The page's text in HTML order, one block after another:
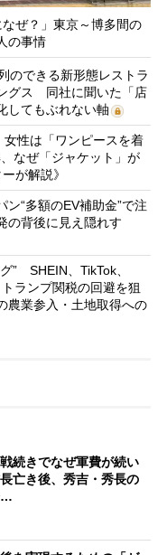
なぜ？」東京～博多間の
の事情
のできる新形態レストラ
グス 同社に聞いた「店
してもぶれない軸
性は「ワンピースを着
なぜ「ジャケット」が
が解説》
ン“多額のEV補助金”で注
背後に見え隠れす
” SHEIN、TikTok、
ランプ関税の回避を狙
業参入・土地取得への
続きでなぜ軍費が続い
亡き後、秀吉・秀長の
…